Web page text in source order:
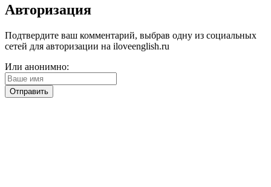
Авторизация
Подтвердите ваш комментарий, выбрав одну из социальных
сетей для авторизации на iloveenglish.ru
Или анонимно: